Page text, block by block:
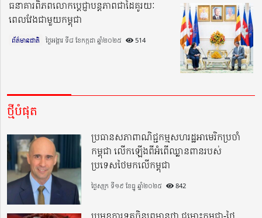
ធនាគារពិភពលោកប្ដេជ្ញាបន្តភាពជាដៃគូរយៈ
ពេលវែងជាមួយកម្ពុជា
ព័ត៌មានជាតិ ថ្ងៃអង្គារ ទី៨ ខែកក្កដា ឆ្នាំ២០២៥​ 514
ថ្មីបំផុត
ប្រធានសភាពាណិជ្ជកម្មសហរដ្ឋអាមេរិកប្រចាំ
កម្ពុជា លើកឡើងពីអំពើឈ្លានពានរបស់
ប្រទេសថៃមកលើកម្ពុជា
ថ្ងៃសុក្រ ទី១៩ ខែធ្នូ ឆ្នាំ២០២៥ 842